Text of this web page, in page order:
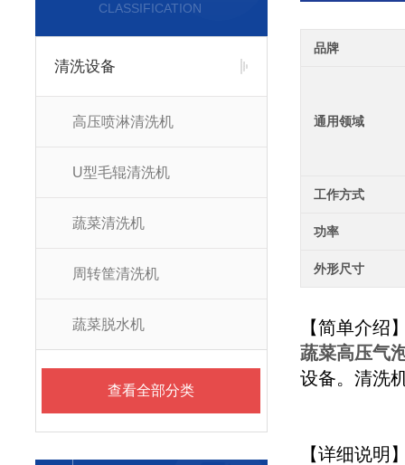
CLASSIFICATION
清洗设备
高压喷淋清洗机
U型毛辊清洗机
蔬菜清洗机
周转筐清洗机
蔬菜脱水机
查看全部分类
品牌
通用领域
工作方式
功率
外形尺寸
【简单介绍
蔬菜高压气
设备。清洗
【详细说明